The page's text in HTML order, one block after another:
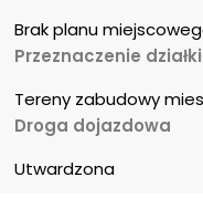
Brak planu
Przeznaczenie
Tereny zabudowy
Droga dojazdowa
Utwardzona